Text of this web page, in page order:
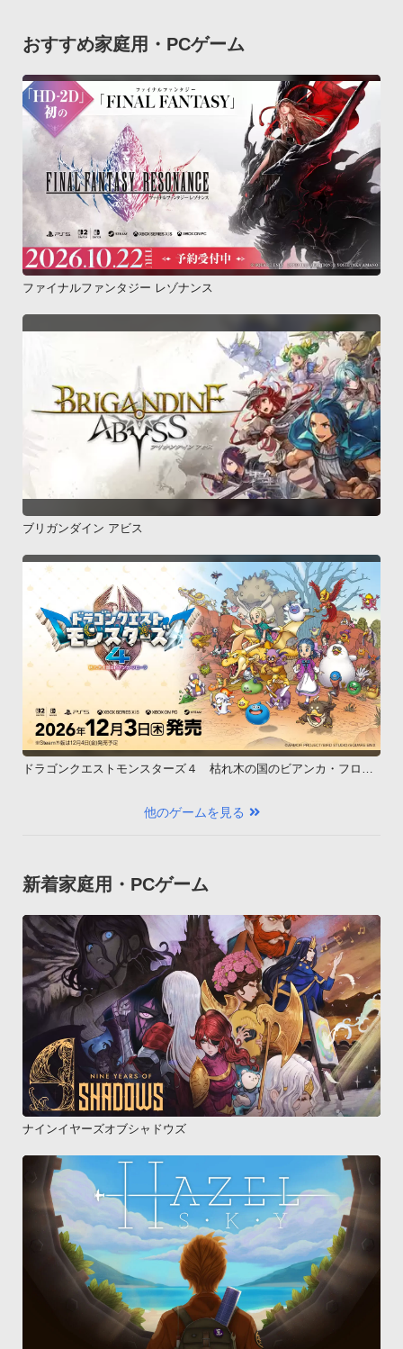
おすすめ家庭用・PCゲーム
ファイナルファンタジー レゾナンス
ブリガンダイン アビス
ドラゴンクエストモンスターズ４ 枯れ木の国のビアンカ・フロー
他のゲームを見る
新着家庭用・PCゲーム
ナインイヤーズオブシャドウズ